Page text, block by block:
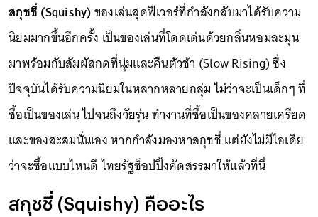
#สกุชชี่ผลไม้จัมโบ้ #สกุชชี่เซ็ต Muji Kapibara#สกุชชี่ชีสสีเหลี่ยม
#สกุชชี่หมอนขนมปังจัมโบ้ #สกุชชี่ทุเรียน สกุชชี่เนยแท่ง #สกุชชี่ของเล่น
สกุชชี่ (Squishy)ของเล่นสุดฟีเวอร์ที่กำลังกลับมาได้รับความ
นิยมมากขึ้นอีกครั้ง เป็นของเล่นที่โดดเด่นด้วยกลิ่นหอมละมุน
มาพร้อมกับสัมผัสกดที่นุ่มและคืนตัวช้า (Slow Rising) ซึ่ง
ปัจจุบันได้รับความนิยมในหลากหลายกลุ่ม ไม่ว่าจะเป็นเด็กๆ ที่
ซื้อเป็นของเล่น ไปจนถึงวัยรุ่น ทำงานที่ซื้อเป็นของคลายเครียด
และของสะสมนั่นเอง หากกำลังมองหาสกุชชี่ แต่ยังไม่มีไอเดีย
ว่าจะซื้อแบบไหนดี ไทยรัฐช็อปปิ้งคัดสรรมาให้แล้วที่นี่
สกุชชี่ (Squishy) คืออะไร